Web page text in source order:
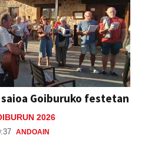
Goiburuko festetan
2026
ANDOAIN